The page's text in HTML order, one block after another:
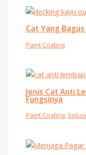
Cat Yang
Paint Coating
Jenis Cat Anti
Fungsinya
Paint Coating,